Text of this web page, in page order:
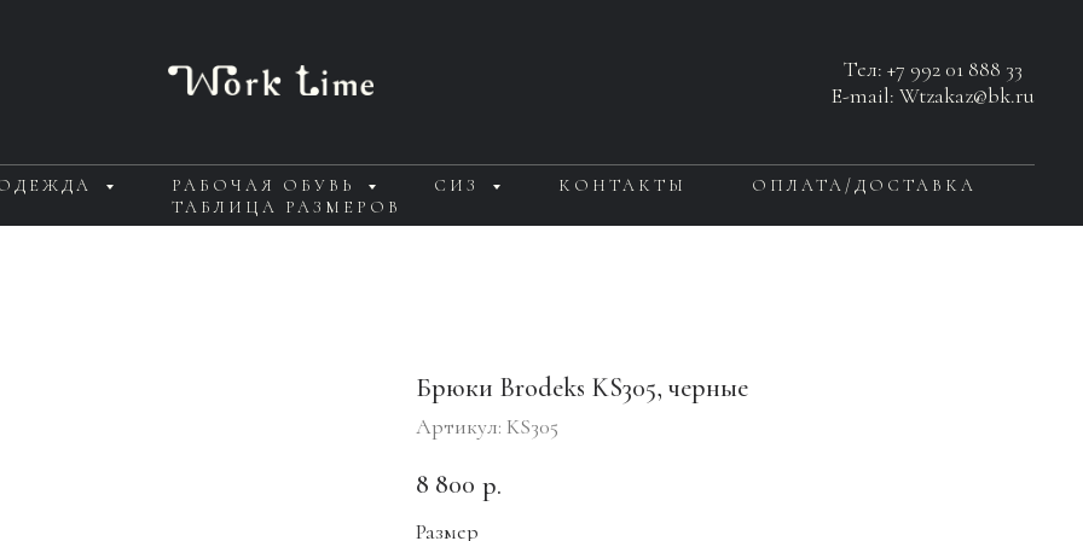
Тел: +7 992 01 888 33
E-mail: Wtzakaz@bk.ru
РАБОЧАЯ ОБУВЬ СИЗ КОНТАКТЫ
ОПЛАТА/ДОСТАВКА
ТАБЛИЦА РАЗМЕРОВ
Брюки Brodeks KS305, черные
Артикул: KS305
8 800 р.
Размер